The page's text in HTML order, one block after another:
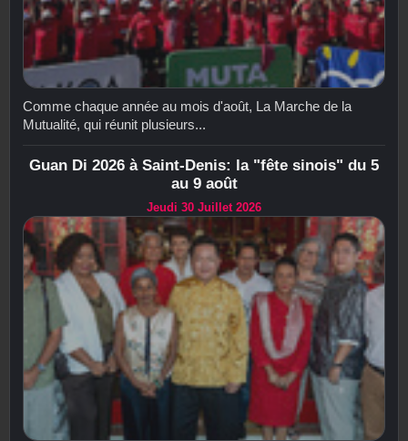
Comme chaque année au mois d'août, La Marche de la
Mutualité, qui réunit plusieurs...
Guan Di 2026 à Saint-Denis: la "fête sinois" du 5
au 9 août
Jeudi 30 Juillet 2026